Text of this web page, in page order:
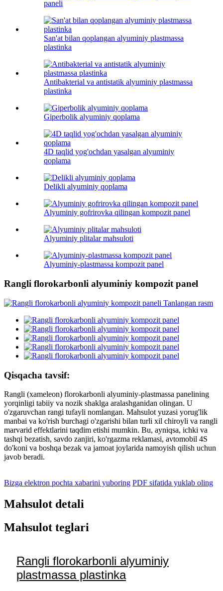
paneli
San'at bilan qoplangan alyuminiy plastmassa
plastinka
Antibakterial va antistatik alyuminiy plastmassa
plastinka
Giperbolik alyuminiy qoplama
4D taqlid yog'ochdan yasalgan alyuminiy
qoplama
Delikli alyuminiy qoplama
Alyuminiy gofrirovka qilingan kompozit panel
Alyuminiy plitalar mahsuloti
Alyuminiy-plastmassa kompozit panel
Rangli florokarbonli alyuminiy kompozit panel
Qisqacha tavsif:
Rangli (xameleon) florokarbonli alyuminiy-plastmassa panelining
yorqinligi tabiiy va nozik shaklga aralashganidan olingan. U
o'zgaruvchan rangi tufayli nomlangan. Mahsulot yuzasi yorug'lik
manbai va ko'rish burchagi o'zgarishi bilan turli xil chiroyli va rangli
marvarid effektlarini taqdim etishi mumkin. Bu, ayniqsa, ichki va
tashqi bezatish, savdo zanjiri, ko'rgazma reklamasi, avtomobil 4S
do'koni va boshqa bezak va jamoat joylarida namoyish qilish uchun
javob beradi.
Bizga elektron pochta xabarini yuboring PDF sifatida yuklab oling
Mahsulot detali
Mahsulot teglari
Rangli florokarbonli alyuminiy
plastmassa plastinka